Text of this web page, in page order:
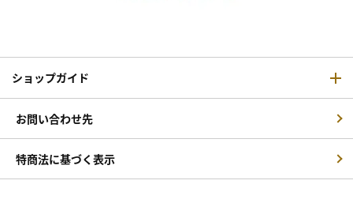
ショップガイド
お問い合わせ先
特商法に基づく表示